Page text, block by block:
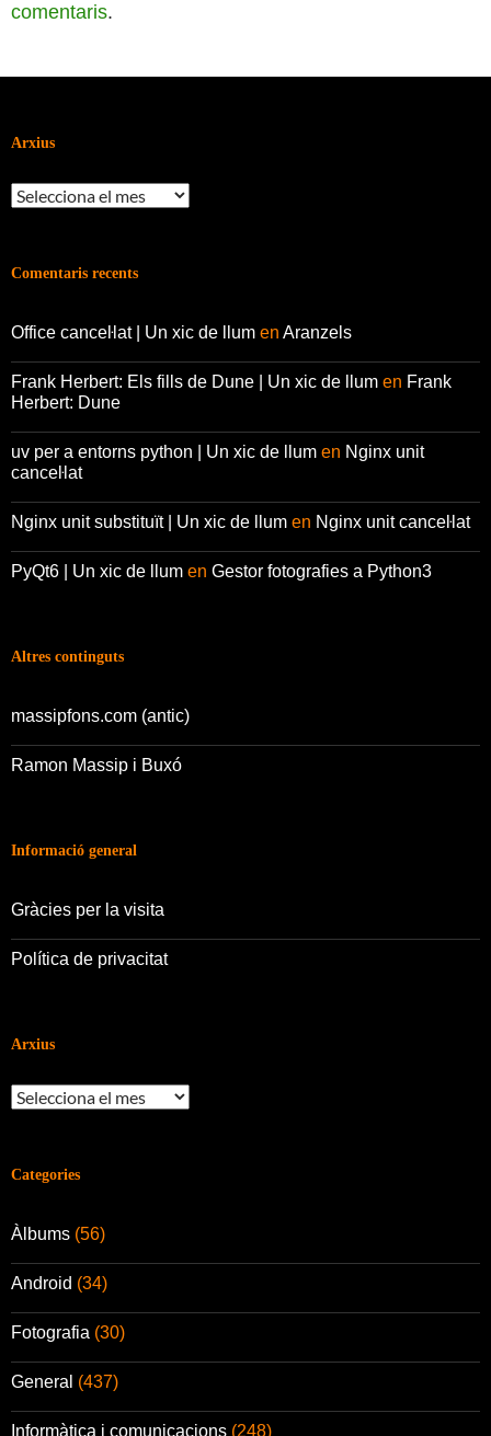
comentaris.
Arxius
Arxius
Comentaris recents
Office canceŀlat | Un xic de llum en Aranzels
Frank Herbert: Els fills de Dune | Un xic de llum en Frank
Herbert: Dune
uv per a entorns python | Un xic de llum en Nginx unit
canceŀlat
Nginx unit substituït | Un xic de llum en Nginx unit canceŀlat
PyQt6 | Un xic de llum en Gestor fotografies a Python3
Altres continguts
massipfons.com (antic)
Ramon Massip i Buxó
Informació general
Gràcies per la visita
Política de privacitat
Arxius
Arxius
Categories
Àlbums (56)
Android (34)
Fotografia (30)
General (437)
Informàtica i comunicacions (248)